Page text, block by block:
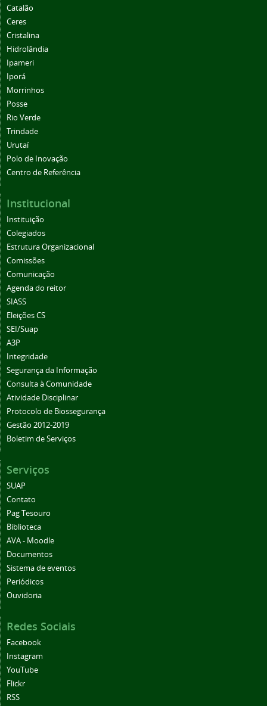
Catalão
Ceres
Cristalina
Hidrolândia
Ipameri
Iporá
Morrinhos
Posse
Rio Verde
Trindade
Urutaí
Polo de Inovação
Centro de Referência
Institucional
Instituição
Colegiados
Estrutura Organizacional
Comissões
Comunicação
Agenda do reitor
SIASS
Eleições CS
SEI/Suap
A3P
Integridade
Segurança da Informação
Consulta à Comunidade
Atividade Disciplinar
Protocolo de Biossegurança
Gestão 2012-2019
Boletim de Serviços
Serviços
SUAP
Contato
Pag Tesouro
Biblioteca
AVA - Moodle
Documentos
Sistema de eventos
Periódicos
Ouvidoria
Redes Sociais
Facebook
Instagram
YouTube
Flickr
RSS